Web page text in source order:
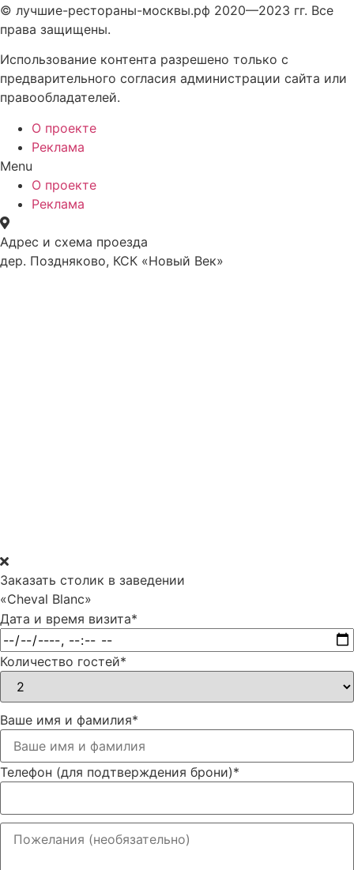
© лучшие-рестораны-москвы.рф 2020—2023 гг. Все
права защищены.
Использование контента разрешено только с
предварительного согласия администрации сайта или
правообладателей.
О проекте
Реклама
Menu
О проекте
Реклама
Адрес и схема проезда
дер. Поздняково, КСК «Новый Век»
Заказать столик в заведении
«Cheval Blanc»
Дата и время визита*
Количество гостей*
Ваше имя и фамилия*
Телефон (для подтверждения брони)*